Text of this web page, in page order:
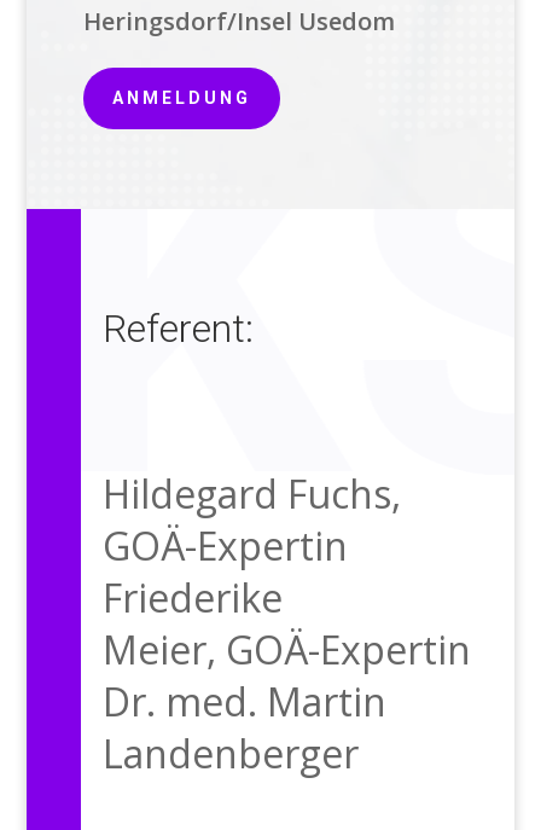
Heringsdorf/Insel Usedom
ANMELDUNG
Referent:
Hildegard Fuchs,
GOÄ-Expertin
Friederike
Meier, GOÄ-Expertin
Dr. med. Martin
Landenberger